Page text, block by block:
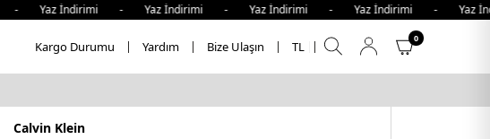
- Yaz İndirimi - Yaz İndirimi - Yaz İndirimi - Yaz
Kargo Durumu Yardım Bize Ulaşın TL
0
Calvin Klein